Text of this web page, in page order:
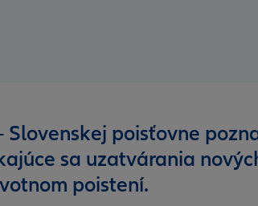
poisťovne
sa uzatvárania
poistení.